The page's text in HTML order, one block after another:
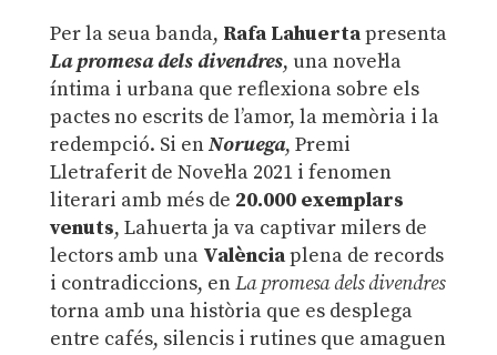
Per la seua banda, Rafa Lahuertapresenta
La promesa dels divendres, una novel·la
íntima i urbana que reflexiona sobre els
pactes no escrits de l’amor, la memòria i la
redempció. Si enNoruega, Premi
Lletraferit de Novel·la 2021 i fenomen
literari amb més de 20.000 exemplars
venuts, Lahuerta ja va captivar milers de
lectors amb una Valènciaplena de records
i contradiccions, enLa promesa dels divendres
torna amb una història que es desplega
entre cafés, silencis i rutines que amaguen